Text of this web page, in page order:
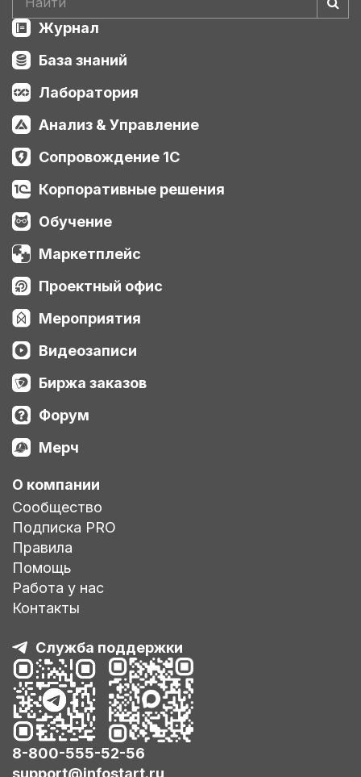
Журнал
База знаний
Лаборатория
Анализ & Управление
Сопровождение 1С
Корпоративные решения
Обучение
Маркетплейс
Проектный офис
Мероприятия
Видеозаписи
Биржа заказов
Форум
Мерч
О компании
Сообщество
Подписка PRO
Правила
Помощь
Работа у нас
Контакты
Служба поддержки
8-800-555-52-56
support@infostart.ru